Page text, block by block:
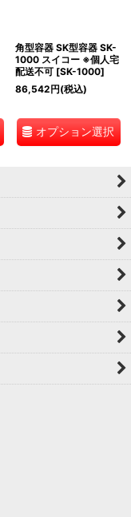
角型容器 SK型容器 SK-
1000 スイコー ※個人宅
配送不可 [SK-1000]
86,542円(税込)
オプション選択